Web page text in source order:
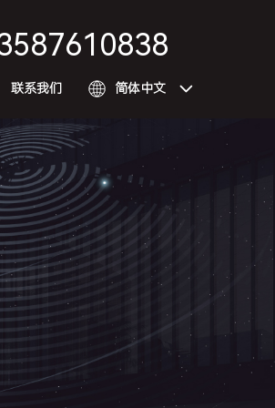
联系我们 简体中文